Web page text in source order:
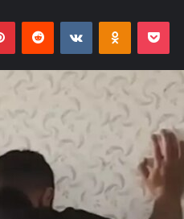
PinterestReddit VKontakte